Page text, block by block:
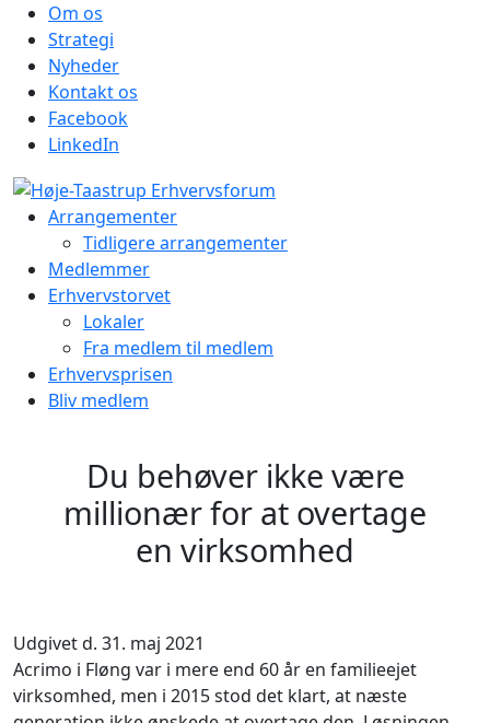
Om os
Strategi
Nyheder
Kontakt os
Facebook
LinkedIn
Arrangementer
Tidligere arrangementer
Medlemmer
Erhvervstorvet
Lokaler
Fra medlem til medlem
Erhvervsprisen
Bliv medlem
Du behøver ikke være
millionær for at overtage
en virksomhed
Udgivet d. 31. maj 2021
Acrimo i Fløng var i mere end 60 år en familieejet
virksomhed, men i 2015 stod det klart, at næste